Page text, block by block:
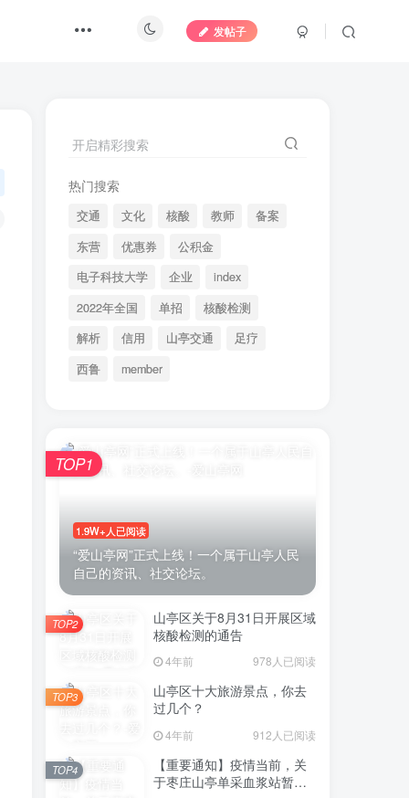
发帖子
开启精彩搜索
热门搜索
交通 文化 核酸 教师
备案
东营
优惠券
公积金
电子科技大学
企业
index
2022年全国
单招
核酸检测
解析
信用 山亭交通
足疗
西鲁
member
1.9W+人已阅读
“爱山亭网”正式上线！一个属于山亭人民
自己的资讯、社交论坛。
TOP1
山亭区关于8月31日开展区域
核酸检测的通告
4年前 978人已阅读
TOP2
山亭区十大旅游景点，你去
过几个？
4年前 912人已阅读
TOP3
【重要通知】疫情当前，关
于枣庄山亭单采血浆站暂停
TOP4